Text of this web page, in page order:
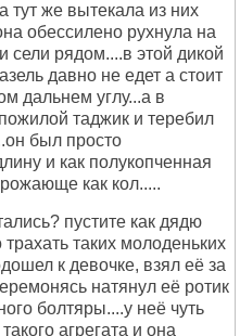
тут же вытекала из них
обессилено рухнула на
сели рядом....в этой дикой
давно не едет а стоит
дальнем углу...а в
таджик и теребил
был просто
и как полукопченная
как кол.....
пустите как дядю
таких молоденьких
к девочке, взял её за
натянул её ротик
болтяры....у неё чуть
агрегата и она